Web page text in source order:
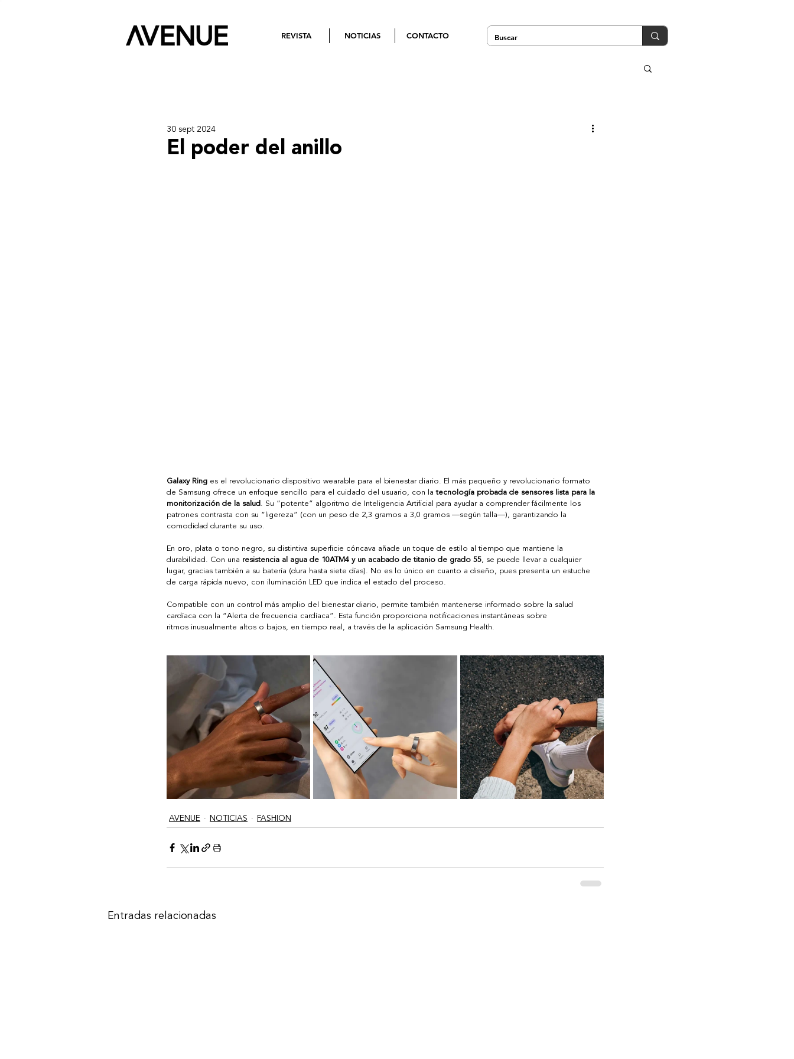
REVISTA NOTICIAS CONTACTO
El poder del anillo
30 sept 2024
Galaxy Ring es el revolucionario dispositivo wearable para el bienestar diario. El más pequeño y revolucionario formato
de Samsung ofrece un enfoque sencillo para el cuidado del usuario, con la tecnología probada de sensores lista para la
monitorización de la salud. Su “potente” algoritmo de Inteligencia Artificial para ayudar a comprender fácilmente los
patrones contrasta con su “ligereza” (con un peso de 2,3 gramos a 3,0 gramos —según talla—), garantizando la
comodidad durante su uso.
En oro, plata o tono negro, su distintiva superficie cóncava añade un toque de estilo al tiempo que mantiene la
durabilidad. Con una resistencia al agua de 10ATM4 y un acabado de titanio de grado 55, se puede llevar a cualquier
lugar, gracias también a su batería (dura hasta siete días). No es lo único en cuanto a diseño, pues presenta un estuche
de carga rápida nuevo, con iluminación LED que indica el estado del proceso.
Compatible con un control más amplio del bienestar diario, permite también mantenerse informado sobre la salud
cardíaca con la “Alerta de frecuencia cardíaca”. Esta función proporciona notificaciones instantáneas sobre
ritmos inusualmente altos o bajos, en tiempo real, a través de la aplicación Samsung Health.
AVENUE NOTICIAS FASHION
Entradas relacionadas